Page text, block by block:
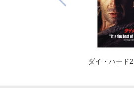
ダイ・ハード2